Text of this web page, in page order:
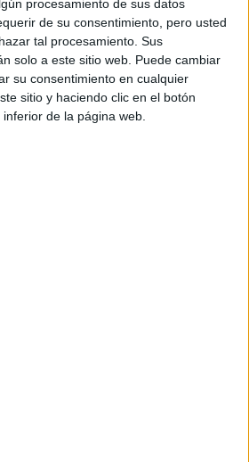
procesamiento de sus datos
de su consentimiento, pero usted
tal procesamiento. Sus
solo a este sitio web. Puede cambiar
su consentimiento en cualquier
sitio y haciendo clic en el botón
de la página web.
ACCESORIOS
VELÁSQUEZ